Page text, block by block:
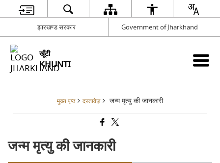
झारखण्ड सरकार Government of Jharkhand
खूँटी
KHUNTI
मुख्य पृष्ठ दस्तावेज़ जन्म मृत्यु की जानकारी
जन्म मृत्यु की जानकारी